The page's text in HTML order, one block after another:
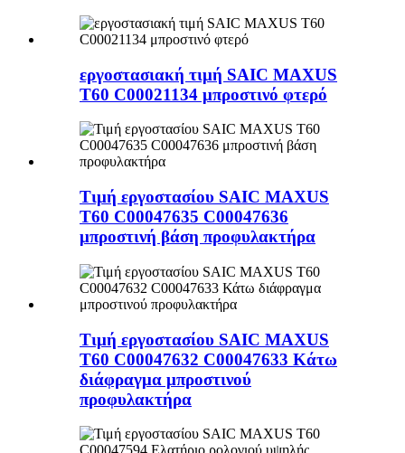
εργοστασιακή τιμή SAIC MAXUS
T60 C00021134 μπροστινό φτερό
Τιμή εργοστασίου SAIC MAXUS
T60 C00047635 C00047636
μπροστινή βάση προφυλακτήρα
Τιμή εργοστασίου SAIC MAXUS
T60 C00047632 C00047633 Κάτω
διάφραγμα μπροστινού
προφυλακτήρα